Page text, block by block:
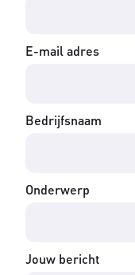
E-mail adres
Bedrijfsnaam
Onderwerp
Jouw bericht